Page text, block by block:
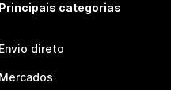
Principais categorias
Envio direto
Mercados